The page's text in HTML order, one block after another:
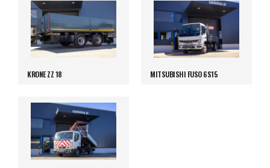
KRONE ZZ 18 MITSUBISHI FUSO 6S15